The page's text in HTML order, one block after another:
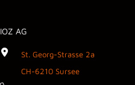
IOZ AG
St. Georg-Strasse 2a
CH-6210 Sursee